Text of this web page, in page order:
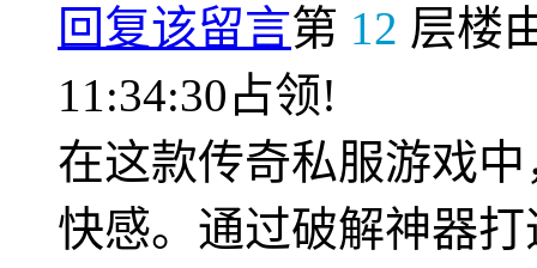
回复该留言第 12 层楼
11:34:30占领!
在这款传奇私服游戏
快感。通过破解神器